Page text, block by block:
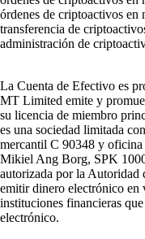
órdenes de criptoactivos en
transferencia de
administración de
La Cuenta de Efectivo es
MT Limited emite y
su licencia de miembro
es una sociedad limitada
mercantil C 90348 y
Mikiel Ang Borg, SPK
autorizada por la Autoridad
emitir dinero electrónico
instituciones financieras
electrónico.